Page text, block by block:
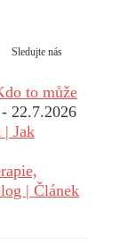
Sledujte nás
to může
- 22.7.2026
| Jak
| Článek